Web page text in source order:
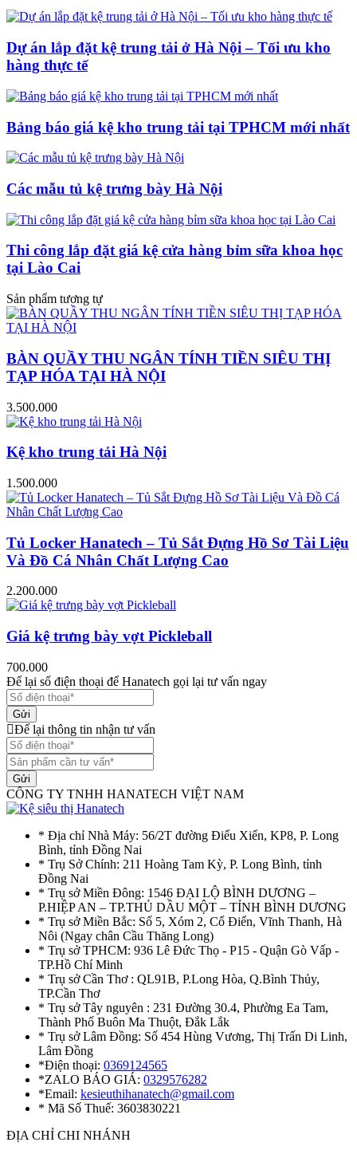
Dự án lắp đặt kệ trung tải ở Hà Nội – Tối ưu kho
hàng thực tế
Bảng báo giá kệ kho trung tải tại TPHCM mới nhất
Các mẫu tủ kệ trưng bày Hà Nội
Thi công lắp đặt giá kệ cửa hàng bỉm sữa khoa học
tại Lào Cai
Sản phẩm tương tự
BÀN QUẦY THU NGÂN TÍNH TIỀN SIÊU THỊ
TẠP HÓA TẠI HÀ NỘI
3.500.000
Kệ kho trung tải Hà Nội
1.500.000
Tủ Locker Hanatech – Tủ Sắt Đựng Hồ Sơ Tài Liệu
Và Đồ Cá Nhân Chất Lượng Cao
2.200.000
Giá kệ trưng bày vợt Pickleball
700.000
Để lại số điện thoại để Hanatech gọi lại tư vấn ngay
Gửi
Để lại thông tin nhận tư vấn
Gửi
CÔNG TY TNHH HANATECH VIỆT NAM
* Địa chỉ Nhà Máy: 56/2T đường Điểu Xiển, KP8, P. Long
Bình, tỉnh Đồng Nai
* Trụ Sở Chính: 211 Hoàng Tam Kỳ, P. Long Bình, tỉnh
Đồng Nai
* Trụ sở Miền Đông: 1546 ĐẠI LỘ BÌNH DƯƠNG –
P.HIỆP AN – TP.THỦ DẦU MỘT – TỈNH BÌNH DƯƠNG
* Trụ sở Miền Bắc: Số 5, Xóm 2, Cổ Điển, Vĩnh Thanh, Hà
Nôi (Ngay chân Cầu Thăng Long)
* Trụ sở TPHCM: 936 Lê Đức Thọ - P15 - Quận Gò Vấp -
TP.Hồ Chí Minh
* Trụ sở Cần Thơ : QL91B, P.Long Hòa, Q.Bình Thủy,
TP.Cần Thơ
* Trụ sở Tây nguyên : 231 Đường 30.4, Phường Ea Tam,
Thành Phố Buôn Ma Thuột, Đắk Lắk
* Trụ sở Lâm Đồng: Số 454 Hùng Vương, Thị Trấn Di Linh,
Lâm Đồng
*Điện thoại: 0369124565
*ZALO BÁO GIÁ: 0329576282
*Email: kesieuthihanatech@gmail.com
* Mã Số Thuế: 3603830221
ĐỊA CHỈ CHI NHÁNH